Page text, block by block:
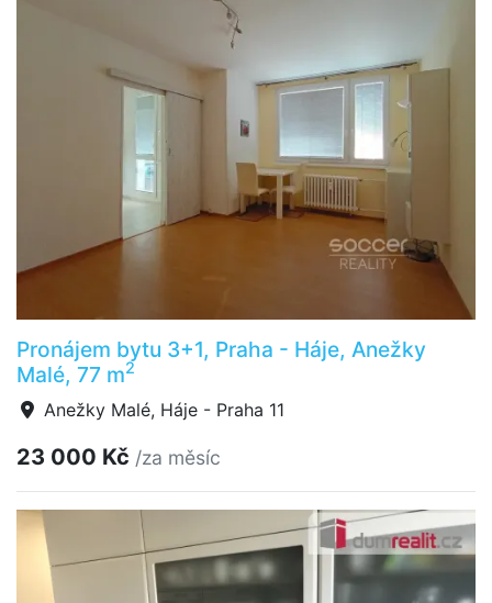
Pronájem bytu 3+1, Praha - Háje, Anežky
Malé, 77 m2
Anežky Malé, Háje - Praha 11
23 000 Kč /za měsíc